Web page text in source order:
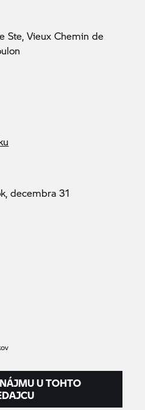
Ste, Vieux Chemin de
decembra 31
U TOHTO